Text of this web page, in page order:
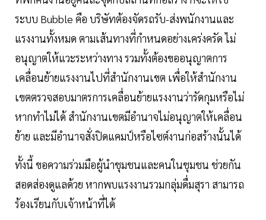
ระบบ Bubble คือ บริษัทต้องจัดรถรับ-ส่งพนักงานและ
แรงงานทั้งหมด ตามเส้นทางที่กำหนดอย่างเคร่งครัด ไม่
อนุญาตให้แวะระหว่างทาง รวมทั้งต้องขออนุญาตการ
เคลื่อนย้ายแรงงานไปที่สำนักงานเขต เพื่อให้สำนักงาน
เขตตรวจสอบมาตรการเคลื่อนย้ายแรงงานว่ารัดกุมหรือไม่
หากทำไม่ได้ สำนักงานเขตมีอำนาจไม่อนุญาตให้เคลื่อน
ย้าย และมีอำนาจสั่งปิดแคมป์หรือไซต์งานก่อสร้างนั้นได้
ทั้งนี้ ขอความร่วมมือผู้นำชุมชนและคนในชุมชน ช่วยกัน
สอดส่องดูแลด้วย หากพบแรงงานรวมกลุ่มดื่มสุรา สามารถ
ร้องเรียนกับเจ้าหน้าที่ได้